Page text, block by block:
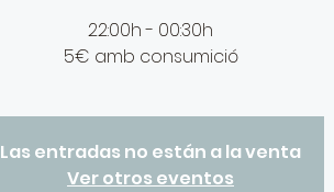
22:00h - 00:30h
5€ amb consumició
Las entradas no están a la venta
Ver otros eventos